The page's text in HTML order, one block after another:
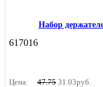
Набор
617016
Цена: 47.75 31.03руб.